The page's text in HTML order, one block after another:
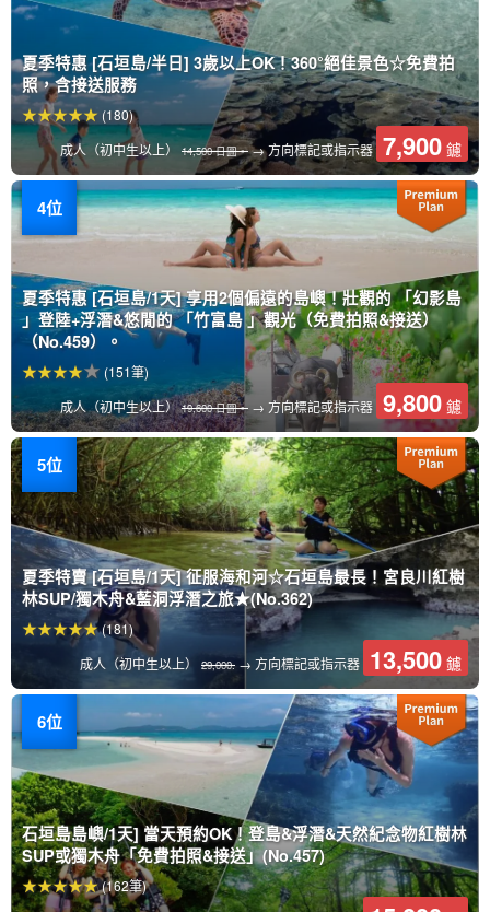
夏季特惠 [石垣島/半日] 3歲以上OK！360°絕佳景色☆免費拍
照，含接送服務
成人（初中生以上） 14,500 日圓。→ 方向標記或指示器 7,900 鑢
(180)
夏季特惠 [石垣島/1天] 享用2個偏遠的島嶼！壯觀的 「幻影島
」登陸+浮潛&悠閒的 「竹富島 」觀光（免費拍照&接送）
（No.459）。
成人（初中生以上）19,600 日圓。 → 方向標記或指示器 9,800 鑢
(151筆)
夏季特賣 [石垣島/1天] 征服海和河☆石垣島最長！宮良川紅樹
林SUP/獨木舟&藍洞浮潛之旅★(No.362)
成人（初中生以上） 29,000. → 方向標記或指示器 13,500 鑢
(181)
石垣島島嶼/1天] 當天預約OK！登島&浮潛&天然紀念物紅樹林
SUP或獨木舟「免費拍照&接送」(No.457)
(162筆)